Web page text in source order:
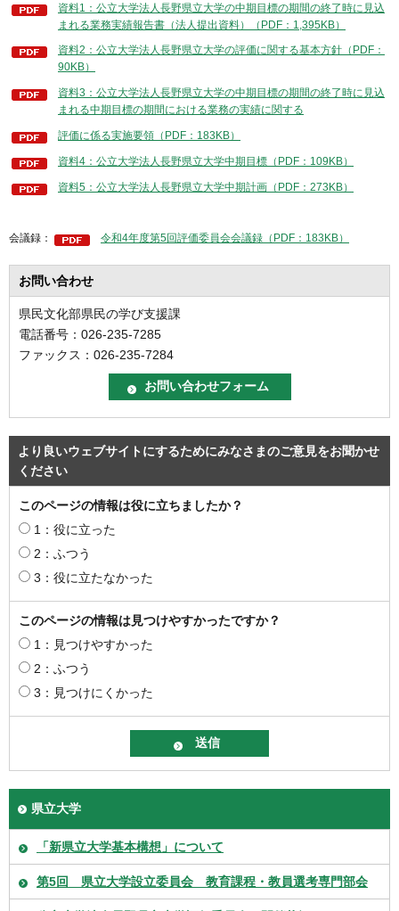
資料1：公立大学法人長野県立大学の中期目標の期間の終了時に見込
まれる業務実績報告書（法人提出資料）（PDF：1,395KB）
資料2：公立大学法人長野県立大学の評価に関する基本方針（PDF：
90KB）
資料3：公立大学法人長野県立大学の中期目標の期間の終了時に見込
まれる中期目標の期間における業務の実績に関する
評価に係る実施要領（PDF：183KB）
資料4：公立大学法人長野県立大学中期目標（PDF：109KB）
資料5：公立大学法人長野県立大学中期計画（PDF：273KB）
会議録： 令和4年度第5回評価委員会会議録（PDF：183KB）
お問い合わせ
県民文化部県民の学び支援課
電話番号：026-235-7285
ファックス：026-235-7284
より良いウェブサイトにするためにみなさまのご意見をお聞かせ
ください
このページの情報は役に立ちましたか？
1：役に立った
2：ふつう
3：役に立たなかった
このページの情報は見つけやすかったですか？
1：見つけやすかった
2：ふつう
3：見つけにくかった
県立大学
「新県立大学基本構想」について
第5回 県立大学設立委員会 教育課程・教員選考専門部会